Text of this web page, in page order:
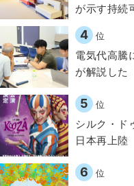
が示す持続
4 位
電気代高騰
が解説した
5 位
シルク・ド
日本再上
6 位